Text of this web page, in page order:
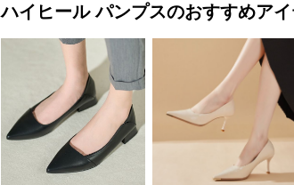
ハイヒール パンプスのおすすめア